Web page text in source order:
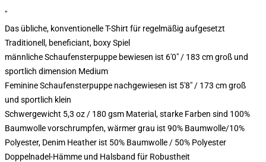
"
Das übliche, konventionelle T-Shirt für regelmäßig aufgesetzt
Traditionell, beneficiant, boxy Spiel
männliche Schaufensterpuppe bewiesen ist 6'0" / 183 cm groß und
sportlich dimension Medium
Feminine Schaufensterpuppe nachgewiesen ist 5'8" / 173 cm groß
und sportlich klein
Schwergewicht 5,3 oz / 180 gsm Material, starke Farben sind 100%
Baumwolle vorschrumpfen, wärmer grau ist 90% Baumwolle/10%
Polyester, Denim Heather ist 50% Baumwolle / 50% Polyester
Doppelnadel-Hämme und Halsband für Robustheit